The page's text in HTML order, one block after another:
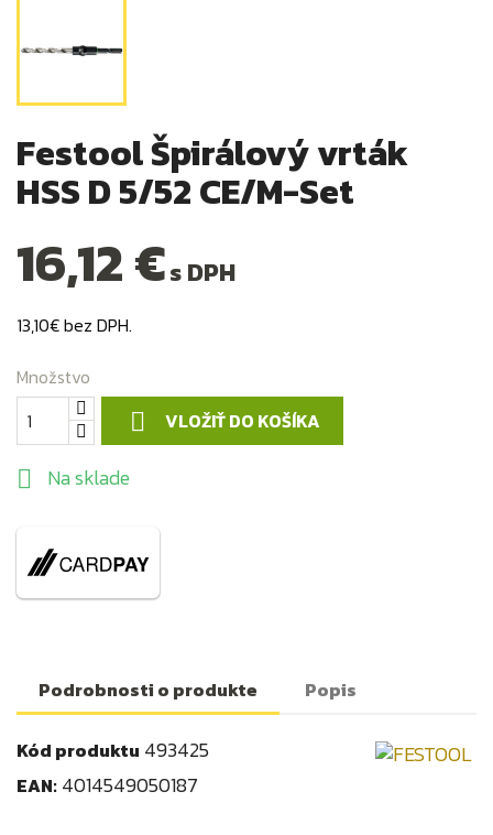
Festool Špirálový vrták
HSS D 5/52 CE/M-Set
16,12 €s DPH
13,10€ bez DPH.
Množstvo
 VLOŽIŤ DO KOŠÍKA
 Na sklade
Podrobnosti o produkte Popis
Kód produktu 493425
EAN: 4014549050187